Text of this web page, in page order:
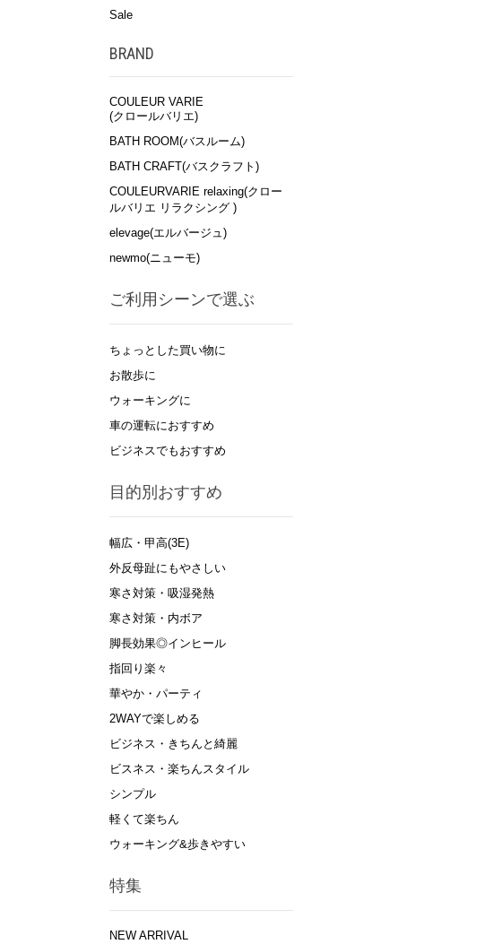
Sale
BRAND
COULEUR VARIE
(クロールバリエ)
BATH ROOM(バスルーム)
BATH CRAFT(バスクラフト)
COULEURVARIE relaxing(クロー
ルバリエ リラクシング )
elevage(エルバージュ)
newmo(ニューモ)
ご利用シーンで選ぶ
ちょっとした買い物に
お散歩に
ウォーキングに
車の運転におすすめ
ビジネスでもおすすめ
目的別おすすめ
幅広・甲高(3E)
外反母趾にもやさしい
寒さ対策・吸湿発熱
寒さ対策・内ボア
脚長効果◎インヒール
指回り楽々
華やか・パーティ
2WAYで楽しめる
ビジネス・きちんと綺麗
ビスネス・楽ちんスタイル
シンプル
軽くて楽ちん
ウォーキング&歩きやすい
特集
NEW ARRIVAL